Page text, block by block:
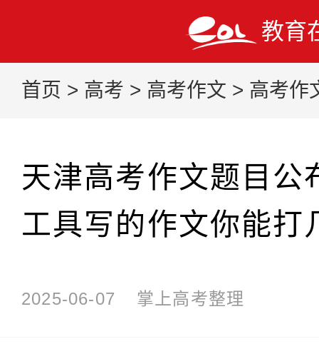
教育
首页 > 高考 > 高考作文 > 高考作
天津高考作文题目公
工具写的作文你能打
2025-06-07 掌上高考整理